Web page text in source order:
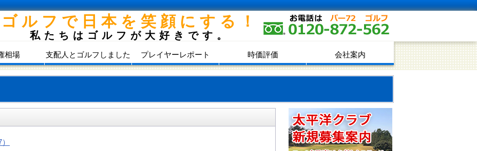
ゴルフで日本を笑顔にする！
私たちはゴルフが大好きです。
相場 支配人とゴルフしました プレイヤーレポート 時価評価 会社案内